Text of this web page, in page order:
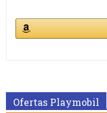
Ofertas Playmobil